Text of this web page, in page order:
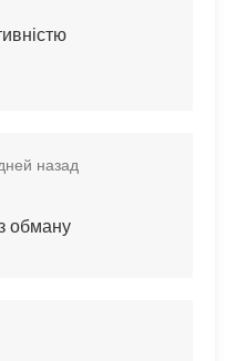
назад
обману